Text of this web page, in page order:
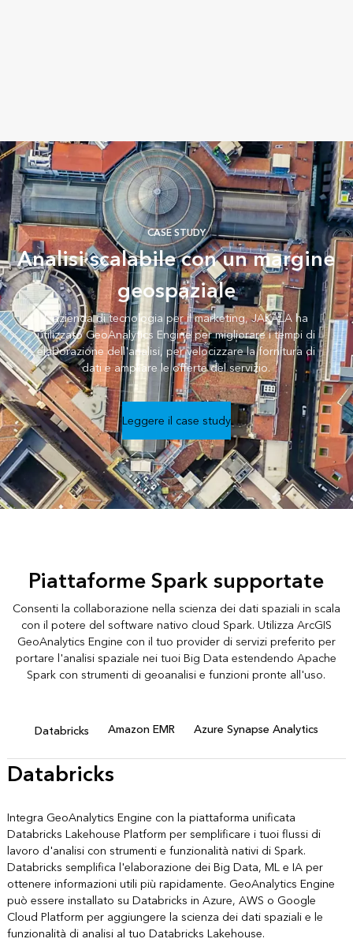
CASE STUDY
Analisi scalabile con un margine
geospaziale
L'azienda di tecnologia per il marketing, JAKALA ha
utilizzato GeoAnalytics Engine per migliorare i tempi di
elaborazione dell'analisi, per velocizzare la fornitura di
dati e ampliare le offerte del servizio.
Leggere il case study
Piattaforme Spark supportate
Consenti la collaborazione nella scienza dei dati spaziali in scala
con il potere del software nativo cloud Spark. Utilizza ArcGIS
GeoAnalytics Engine con il tuo provider di servizi preferito per
portare l'analisi spaziale nei tuoi Big Data estendendo Apache
Spark con strumenti di geoanalisi e funzioni pronte all'uso.
Databricks Amazon EMR Azure Synapse Analytics
Databricks
Integra GeoAnalytics Engine con la piattaforma unificata
Databricks Lakehouse Platform per semplificare i tuoi flussi di
lavoro d'analisi con strumenti e funzionalità nativi di Spark.
Databricks semplifica l'elaborazione dei Big Data, ML e IA per
ottenere informazioni utili più rapidamente. GeoAnalytics Engine
può essere installato su Databricks in Azure, AWS o Google
Cloud Platform per aggiungere la scienza dei dati spaziali e le
funzionalità di analisi al tuo Databricks Lakehouse.